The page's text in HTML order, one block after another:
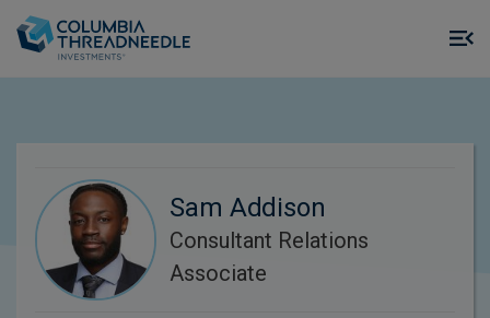
Sam Addison
Consultant Relations
Associate